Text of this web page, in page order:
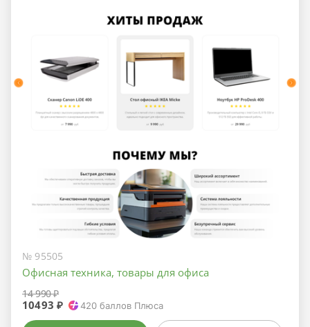
№ 95505
Офисная техника, товары для офиса
14 990 ₽
10493 ₽ 420 баллов Плюса